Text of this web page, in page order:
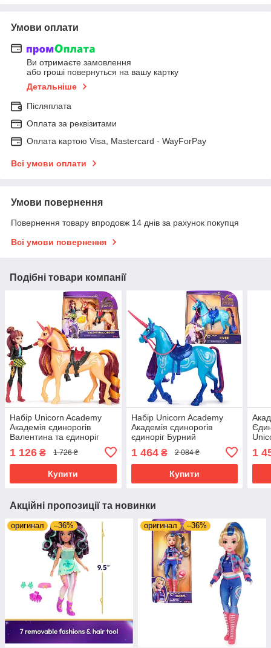
Умови оплати
Ви отримаєте замовлення
або гроші повернуться на вашу картку
Детальніше
Післяплата
Оплата за реквізитами
Оплата картою Visa, Mastercard - WayForPay
Всі умови оплати
Умови повернення
Повернення товару впродовж 14 днів за рахунок покупця
Всі умови повернення
Подібні товари компанії
Набір Unicorn Academy
Академія єдинорогів
Валентина та єдиноріг
1 126 ₴ 1 726 ₴
Купити
Набір Unicorn Academy
Академія єдинорогів
єдиноріг Бурний
1 464₴ 2 084 ₴
Купити
1
Акційні пропозиції та новинки
оригинал –36% оригинал –36%